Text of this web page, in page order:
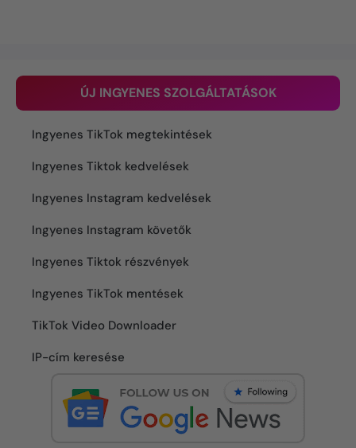
ÚJ INGYENES SZOLGÁLTATÁSOK
Ingyenes TikTok megtekintések
Ingyenes Tiktok kedvelések
Ingyenes Instagram kedvelések
Ingyenes Instagram követők
Ingyenes Tiktok részvények
Ingyenes TikTok mentések
TikTok Video Downloader
IP-cím keresése